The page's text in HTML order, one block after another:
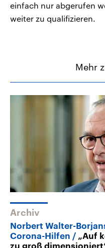
einfach nur abgerufen
weiter zu qualifizieren.
Mehr
Archiv
Norbert Walter-
Corona-Hilfen
„Auf